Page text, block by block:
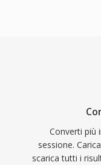
Converti più
sessione.
scarica tutti i